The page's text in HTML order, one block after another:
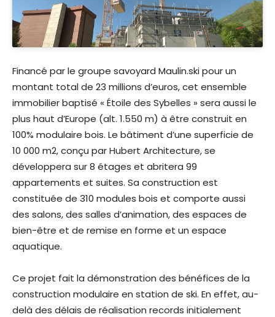
Financé par le groupe savoyard Maulin.ski pour un
montant total de 23 millions d’euros, cet ensemble
immobilier baptisé « Étoile des Sybelles » sera aussi le
plus haut d’Europe (alt. 1.550 m) à être construit en
100% modulaire bois. Le bâtiment d’une superficie de
10 000 m2, conçu par Hubert Architecture, se
développera sur 8 étages et abritera 99
appartements et suites. Sa construction est
constituée de 310 modules bois et comporte aussi
des salons, des salles d’animation, des espaces de
bien-être et de remise en forme et un espace
aquatique.
Ce projet fait la démonstration des bénéfices de la
construction modulaire en station de ski. En effet, au-
delà des délais de réalisation records initialement